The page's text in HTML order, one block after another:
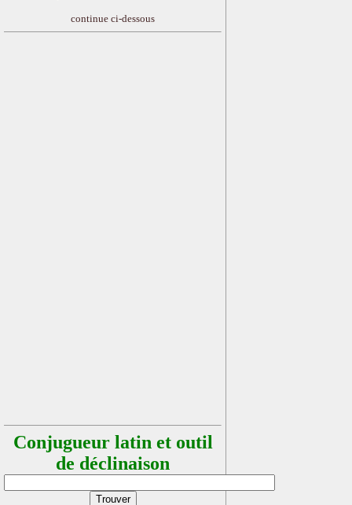
continue ci-dessous
Conjugueur latin et outil
de déclinaison